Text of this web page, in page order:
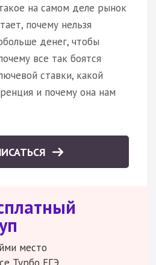
на самом деле рынок
почему нельзя
денег, чтобы
все так боятся
ставки, какой
и почему она нам
место